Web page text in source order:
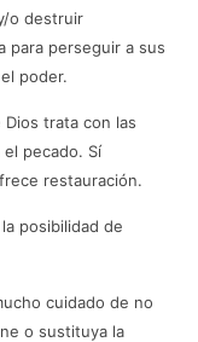
o destruir
para perseguir a sus
poder.
trata con las
pecado. Sí
restauración.
posibilidad de
cuidado de no
o sustituya la